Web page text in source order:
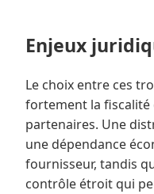
Enjeux
Le choix entre ces
fortement la
partenaires. Une
une dépendance
fournisseur, tandis
contrôle étroit qui